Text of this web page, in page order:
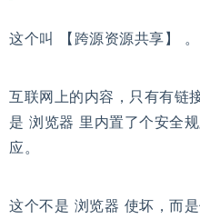
这个叫 【跨源资源共享】 。
互联网上的内容，只有有链
是 浏览器 里内置了个安全
应。
这个不是 浏览器 使坏，而